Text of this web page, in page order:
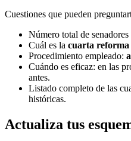
Cuestiones que pueden
Número total de
Cuál es la cuarta reforma
Procedimiento empleado:
Cuándo es eficaz: en las
antes.
Listado completo de las
históricas.
Actualiza tus